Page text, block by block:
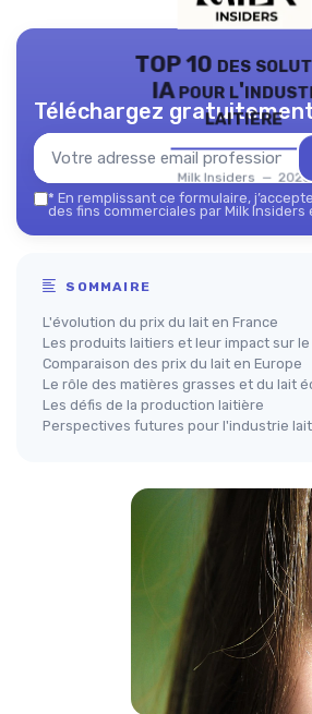
TOP 10 des
IA pour
laitière
Milk Insiders — 2026
Téléchargez
* En remplissant ce formulaire,
des fins commerciales par Milk
SOMMAIRE
L'évolution du prix du lait en France
Les produits laitiers et leur impact sur le
Comparaison des prix du lait en Europe
Le rôle des matières grasses et du lait
Les défis de la production laitière
Perspectives futures pour l'industrie